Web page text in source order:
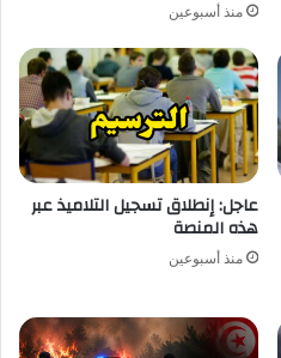
منذ أسبوعين
عاجل: إنطلاق تسجيل التلاميذ عبر
هذه المنصة
منذ أسبوعين